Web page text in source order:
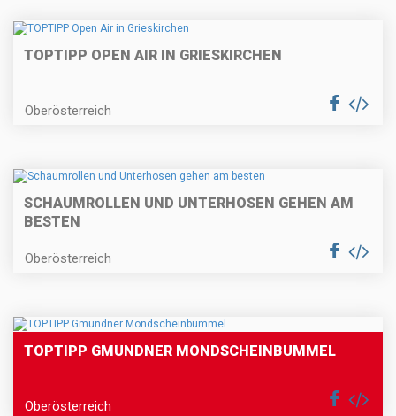
TOPTIPP OPEN AIR IN GRIESKIRCHEN
Oberösterreich
SCHAUMROLLEN UND UNTERHOSEN GEHEN AM
BESTEN
Oberösterreich
TOPTIPP GMUNDNER MONDSCHEINBUMMEL
Oberösterreich